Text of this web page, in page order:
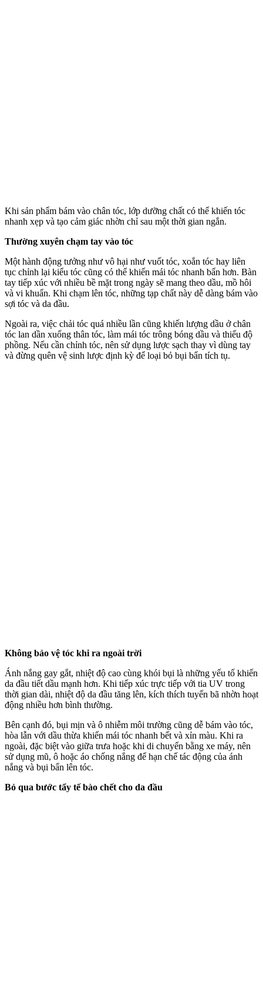
Khi sản phẩm bám vào chân tóc, lớp dưỡng chất có thể khiến tóc
nhanh xẹp và tạo cảm giác nhờn chỉ sau một thời gian ngắn.
Thường xuyên chạm tay vào tóc
Một hành động tưởng như vô hại như vuốt tóc, xoắn tóc hay liên
tục chỉnh lại kiểu tóc cũng có thể khiến mái tóc nhanh bẩn hơn. Bàn
tay tiếp xúc với nhiều bề mặt trong ngày sẽ mang theo dầu, mồ hôi
và vi khuẩn. Khi chạm lên tóc, những tạp chất này dễ dàng bám vào
sợi tóc và da đầu.
Ngoài ra, việc chải tóc quá nhiều lần cũng khiến lượng dầu ở chân
tóc lan dần xuống thân tóc, làm mái tóc trông bóng dầu và thiếu độ
phồng. Nếu cần chỉnh tóc, nên sử dụng lược sạch thay vì dùng tay
và đừng quên vệ sinh lược định kỳ để loại bỏ bụi bẩn tích tụ.
Không bảo vệ tóc khi ra ngoài trời
Ánh nắng gay gắt, nhiệt độ cao cùng khói bụi là những yếu tố khiến
da đầu tiết dầu mạnh hơn. Khi tiếp xúc trực tiếp với tia UV trong
thời gian dài, nhiệt độ da đầu tăng lên, kíc‌h thí‌ch tuyến bã nhờn hoạt
động nhiều hơn bình thường.
Bên cạnh đó, bụi mịn và ô nhiễm môi trường cũng dễ bám vào tóc,
hòa lẫn với dầu thừa khiến mái tóc nhanh bết và xỉn màu. Khi ra
ngoài, đặc biệt vào giữa trưa hoặc khi di chuyển bằng xe máy, nên
sử dụng mũ, ô hoặc áo chống nắng để hạn chế tác động của ánh
nắng và bụi bẩn lên tóc.
Bỏ qua bước tẩy tế bào chết cho da đầu